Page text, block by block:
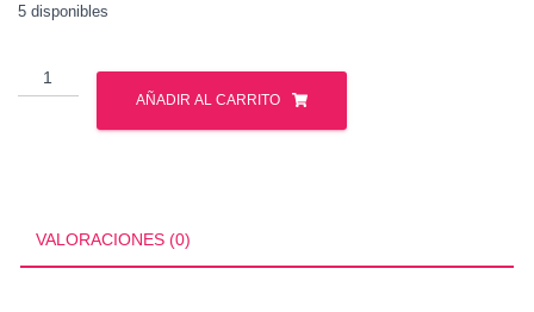
5 disponibles
MUSCLE
TECH
HYDROXYCUT
AÑADIR AL CARRITO
VALORACIONES (0)